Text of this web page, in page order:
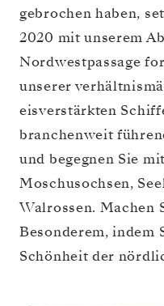
gebrochen haben,
2020 mit unserem
Nordwestpassage
unserer
eisverstärkten
branchenweit
und begegnen Sie
Moschusochsen,
Walrossen. Machen
Besonderem, indem
Schönheit der